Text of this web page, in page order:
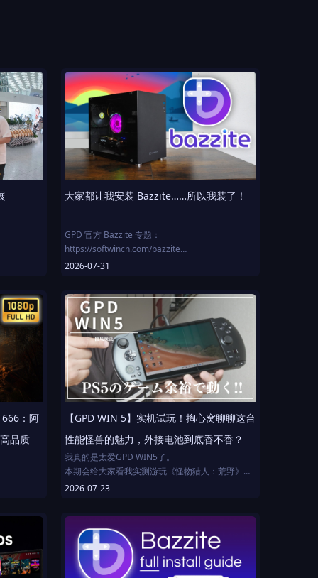
大家都让我安装 Bazzite……所以我装了！
GPD 官方 Bazzite 专题：
https://softwincn.com/bazzite
大家一直劝我把 Bazzite OS 装进我的 DIY Steam
主机……于是我终于照做了。
本期视频中，我们将 Bazzite OS 安装到迷你主机
上，排查Wi-Fi驱动故障，实测游戏性能，并与
SteamOS 横向对比，验证 Linux 游戏生态是否已成
熟到足以取代 Windows。
从 RX 570 这类老将到 RX 9060 XT 新秀，我全面测
试了不同世代的硬件，看看 Bazzite 在自定义游戏
平台上的真实表现。
目录
00:00 开场
00:45 安装 Bazzite OS
01:20 首个硬伤：Wi-Fi 失灵
05:35 Bazzite 最大短板
06:25 Bazzite 游戏实测
08:45 Linux 反作弊困局
10:30 你该尝试 Bazzite 吗？
2026-07-31
：阿
品质
【GPD WIN 5】实机试玩！掏心窝聊聊这台
性能怪兽的魅力，外接电池到底香不香？
我真的是太爱GPD WIN5了。
本期会给大家看我实测游玩《怪物猎人：荒野》
《死亡搁浅2》《怪物猎人：世界》的实际表现，
点真心话！
⚫︎ 章节索引
0:00 开篇
0:36 实机试玩
2026-07-23